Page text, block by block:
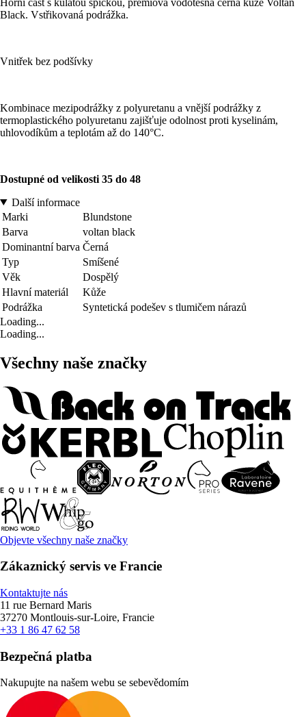
Black. Vstřikovaná podrážka.
Vnitřek bez podšívky
Kombinace mezipodrážky z polyuretanu a vnější podrážky z
termoplastického polyuretanu zajišťuje odolnost proti kyselinám,
uhlovodíkům a teplotám až do 140°C.
Dostupné od velikosti 35 do 48
Další informace
Marki
Blundstone
Barva
voltan black
Dominantní barva Černá
Typ
Smíšené
Věk
Dospělý
Hlavní materiál
Kůže
Podrážka
Syntetická podešev s tlumičem nárazů
Loading...
Loading...
Všechny naše značky
Objevte všechny naše značky
Zákaznický servis ve Francie
Kontaktujte nás
11 rue Bernard Maris
37270 Montlouis-sur-Loire, Francie
+33 1 86 47 62 58
Bezpečná platba
Nakupujte na našem webu se sebevědomím